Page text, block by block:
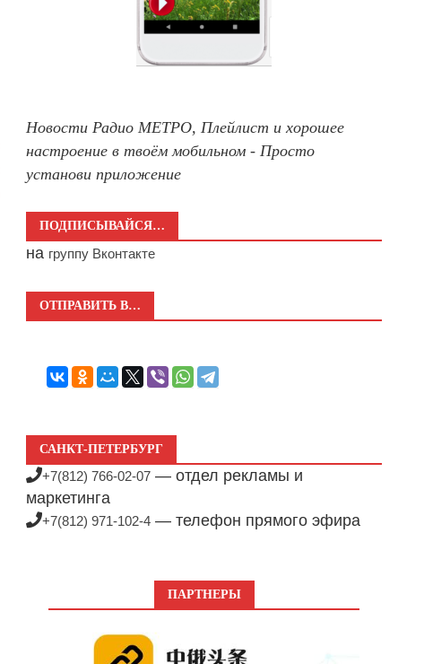
Новости Радио МЕТРО, Плейлист и хорошее
настроение в твоём мобильном - Просто
установи приложение
ПОДПИСЫВАЙСЯ…
на группу Вконтакте
ОТПРАВИТЬ В…
САНКТ-ПЕТЕРБУРГ
+7(812) 766-02-07 — отдел рекламы и
маркетинга
+7(812) 971-102-4 — телефон прямого эфира
ПАРТНЕРЫ